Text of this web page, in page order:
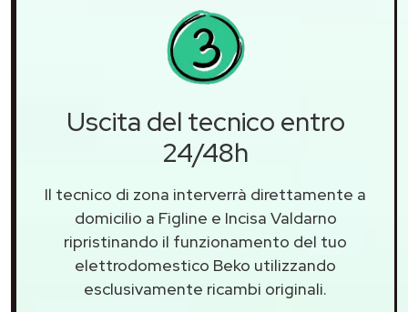
Uscita del tecnico entro
24/48h
Il tecnico di zona interverrà direttamente a
domicilio a Figline e Incisa Valdarno
ripristinando il funzionamento del tuo
elettrodomestico Beko utilizzando
esclusivamente ricambi originali.